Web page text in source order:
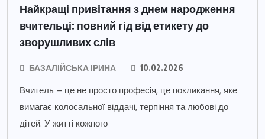
Найкращі привітання з днем народження
вчительці: повний гід від етикету до
зворушливих слів
БАЗАЛІЙСЬКА ІРИНА 10.02.2026
Вчитель – це не просто професія, це покликання, яке
вимагає колосальної віддачі, терпіння та любові до
дітей. У житті кожного